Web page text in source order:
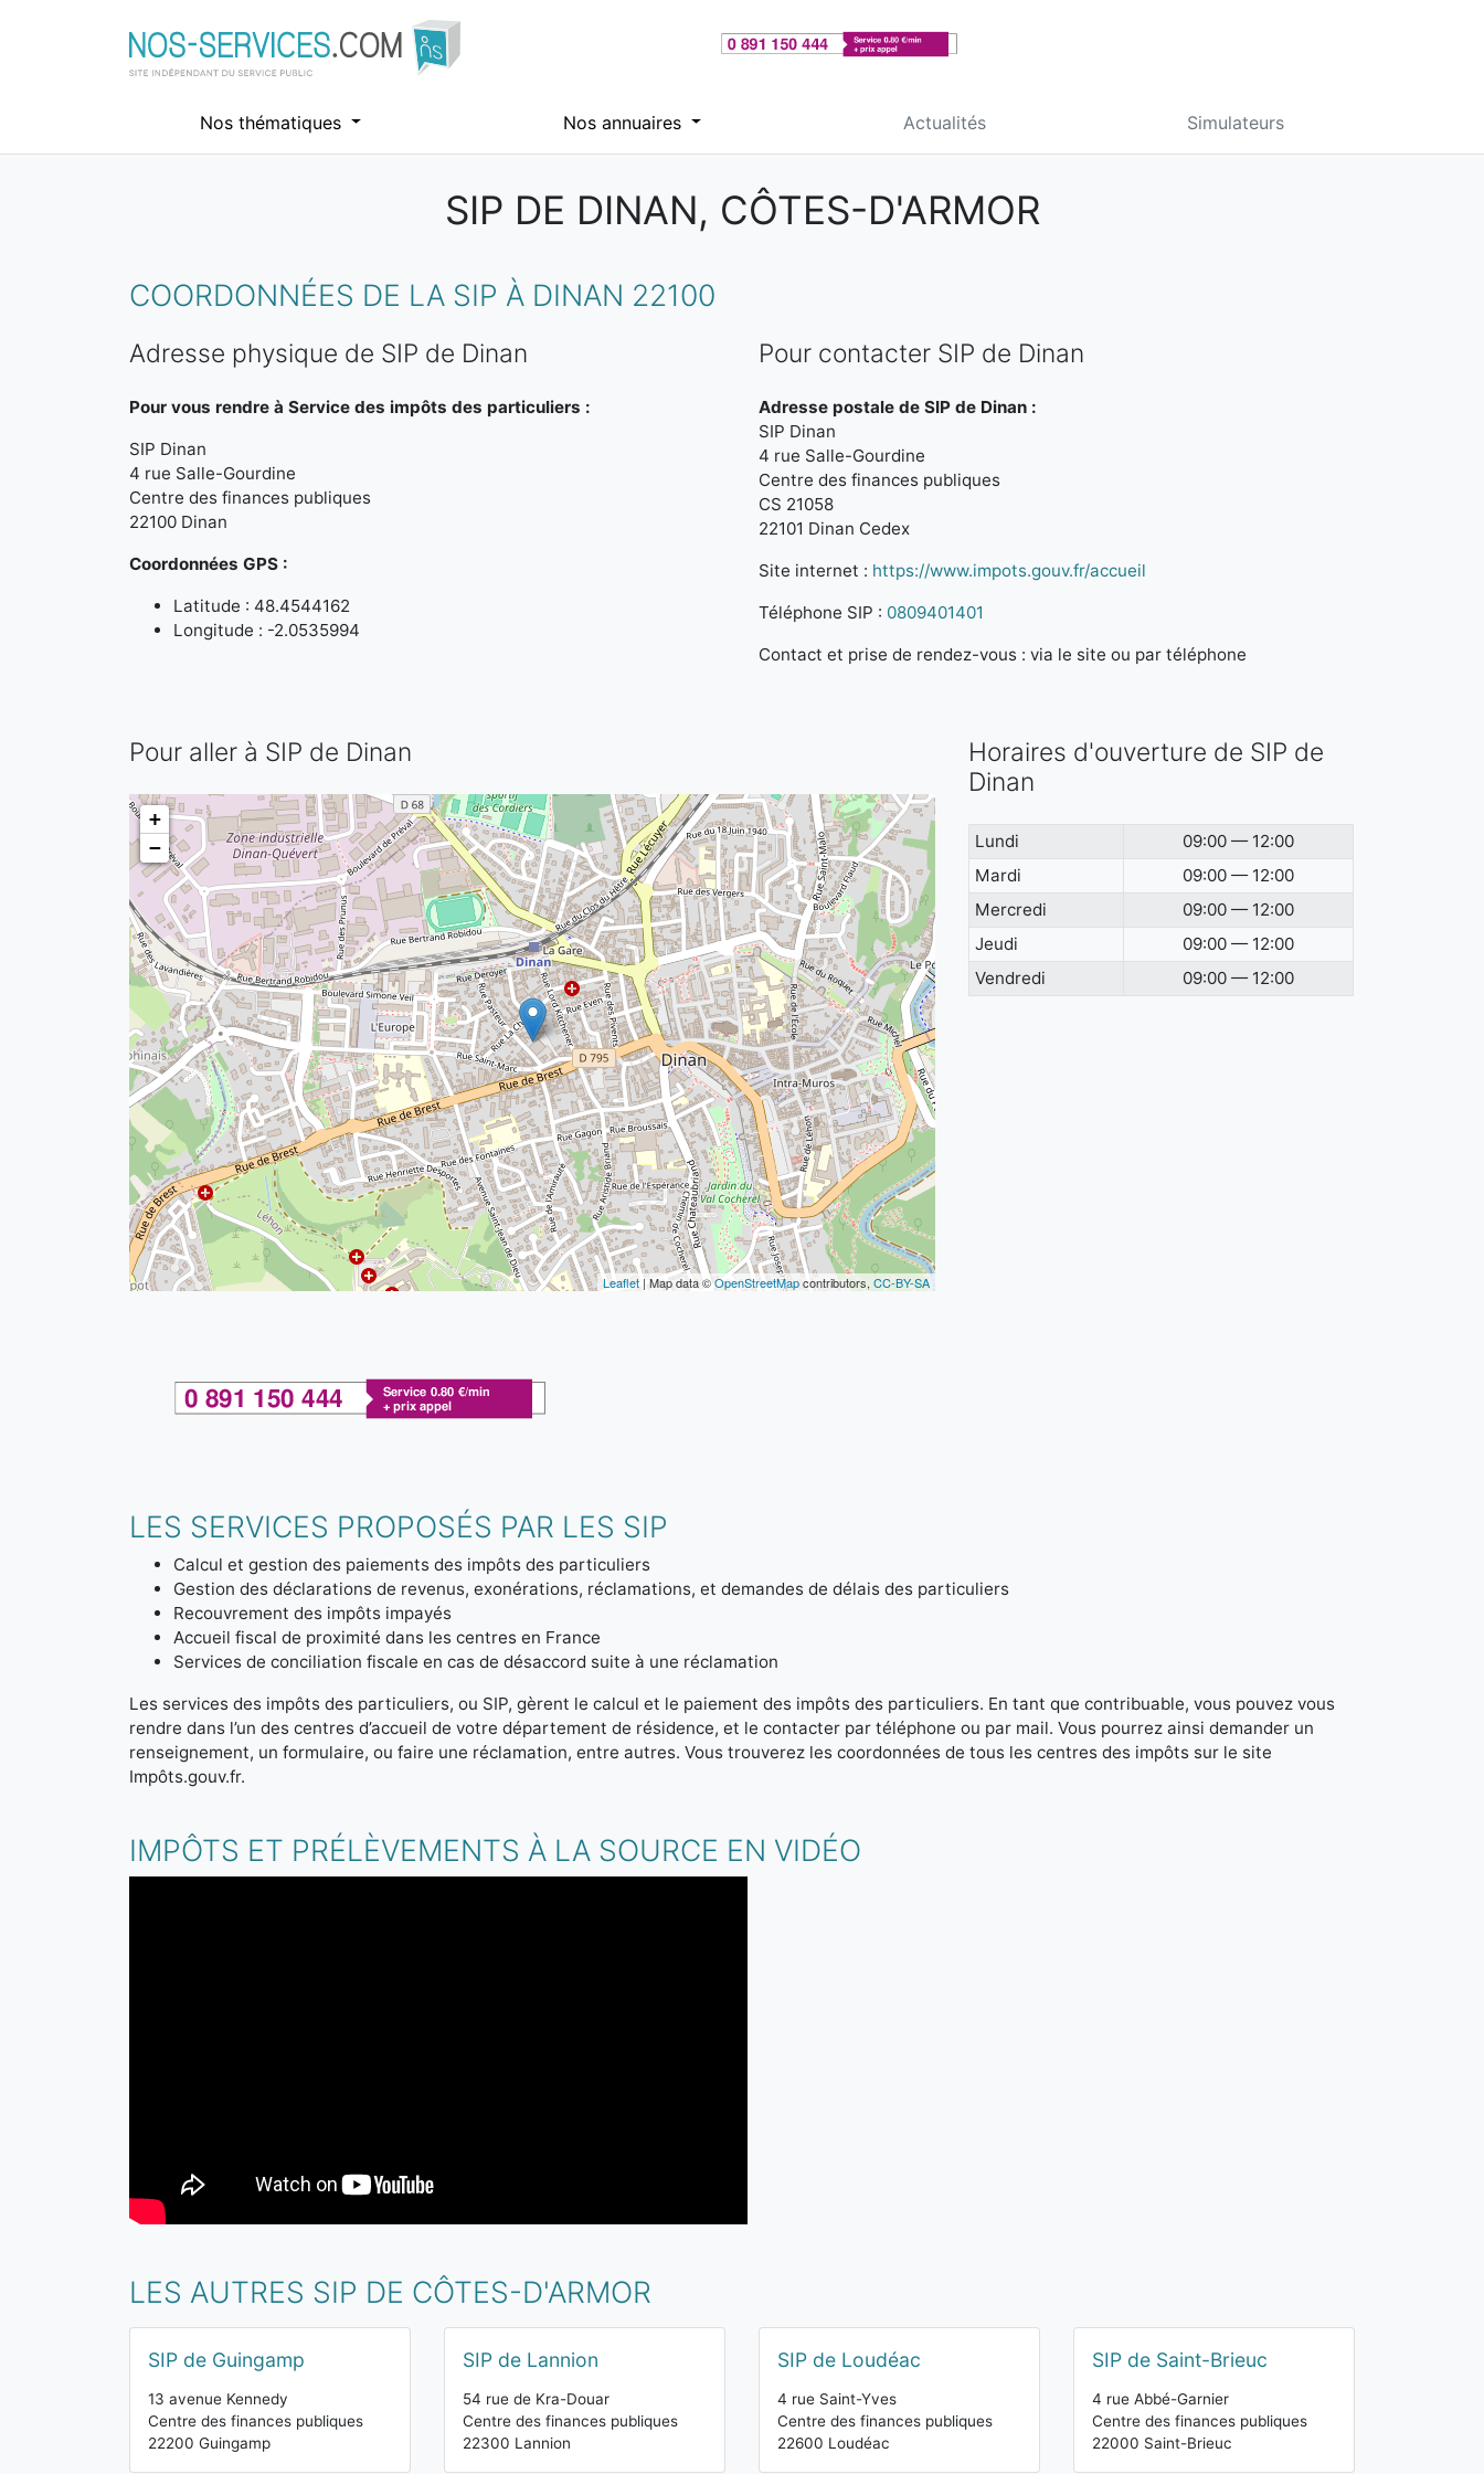
Nos thématiques Nos annuaires Actualités Simulateurs
SIP DE DINAN, CÔTES-D'ARMOR
COORDONNÉES DE LA SIP À DINAN 22100
Adresse physique de SIP de Dinan
Pour vous rendre à Service des impôts des particuliers :
SIP Dinan
4 rue Salle-Gourdine
Centre des finances publiques
22100 Dinan
Coordonnées GPS :
Latitude : 48.4544162
Longitude : -2.0535994
Pour contacter SIP de Dinan
Adresse postale de SIP de Dinan :
SIP Dinan
4 rue Salle-Gourdine
Centre des finances publiques
CS 21058
22101 Dinan Cedex
Site internet : https://www.impots.gouv.fr/accueil
Téléphone SIP : 0809401401
Contact et prise de rendez-vous : via le site ou par téléphone
Pour aller à SIP de Dinan
+
−
Leaflet | Map data ©OpenStreetMapcontributors, CC-BY-SA
Horaires d'ouverture de SIP de
Dinan
Lundi
09:00 — 12:00
Mardi
09:00 — 12:00
Mercredi
09:00 — 12:00
Jeudi
09:00 — 12:00
Vendredi
09:00 — 12:00
LES SERVICES PROPOSÉS PAR LES SIP
Calcul et gestion des paiements des impôts des particuliers
Gestion des déclarations de revenus, exonérations, réclamations, et demandes de délais des particuliers
Recouvrement des impôts impayés
Accueil fiscal de proximité dans les centres en France
Services de conciliation fiscale en cas de désaccord suite à une réclamation
Les services des impôts des particuliers, ou SIP, gèrent le calcul et le paiement des impôts des particuliers. En tant que contribuable, vous pouvez vous
rendre dans l’un des centres d’accueil de votre département de résidence, et le contacter par téléphone ou par mail. Vous pourrez ainsi demander un
renseignement, un formulaire, ou faire une réclamation, entre autres. Vous trouverez les coordonnées de tous les centres des impôts sur le site
Impôts.gouv.fr.
IMPÔTS ET PRÉLÈVEMENTS À LA SOURCE EN VIDÉO
LES AUTRES SIP DE CÔTES-D'ARMOR
SIP de Guingamp
13 avenue Kennedy
Centre des finances publiques
22200 Guingamp
SIP de Lannion
54 rue de Kra-Douar
Centre des finances publiques
22300 Lannion
SIP de Loudéac
4 rue Saint-Yves
Centre des finances publiques
22600 Loudéac
SIP de Saint-Brieuc
4 rue Abbé-Garnier
Centre des finances publiques
22000 Saint-Brieuc